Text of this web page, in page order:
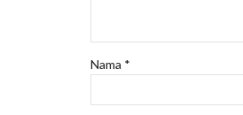
Nama *